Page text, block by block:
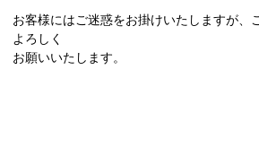
お客様にはご迷惑をお掛けいたしますが、
よろしく
お願いいたします。